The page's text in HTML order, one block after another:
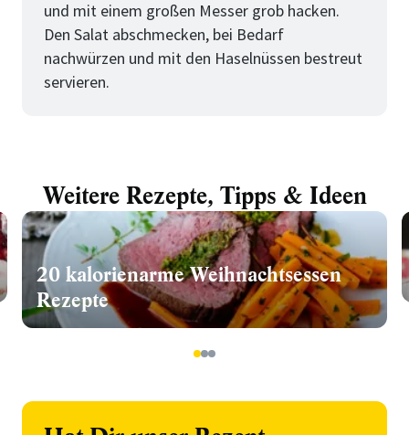
und mit einem großen Messer grob hacken.
Den Salat abschmecken, bei Bedarf
nachwürzen und mit den Haselnüssen bestreut
servieren.
Weitere Rezepte, Tipps & Ideen
20 kalorienarme Weihnachtsessen
Rezepte
123